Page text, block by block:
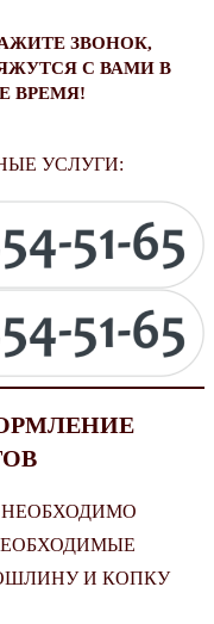
ЗВОНОК,
С ВАМИ В
ВРЕМЯ!
УСЛУГИ:
НЕОБХОДИМО
И КОПКУ